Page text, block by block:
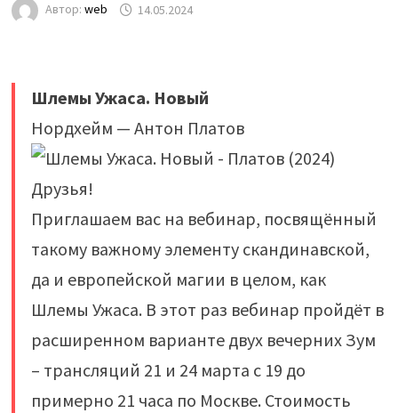
Автор: web 14.05.2024
Шлемы Ужаса. Новый
Нордхейм — Антон Платов
Друзья!
Приглашаем вас на вебинар, посвящённый
такому важному элементу скандинавской,
да и европейской магии в целом, как
Шлемы Ужаса. В этот раз вебинар пройдёт в
расширенном варианте двух вечерних Зум
– трансляций 21 и 24 марта с 19 до
примерно 21 часа по Москве. Стоимость